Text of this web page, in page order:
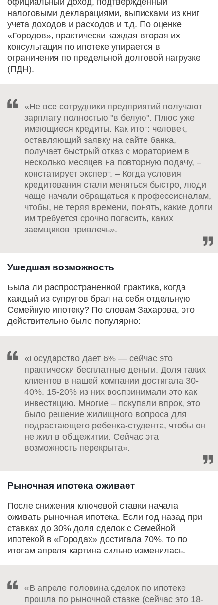
официальный доход, подтвержденный
налоговыми декларациями, выписками из книг
учета доходов и расходов и т.д. По оценке
«Городов», практически каждая вторая их
консультация по ипотеке упирается в
ограничения по предельной долговой нагрузке
(ПДН).
«Не все сотрудники предприятий получают
зарплату полностью "в белую". Плюс уже
имеющиеся кредиты. Как итог: человек,
оставляющий заявку на сайте банка,
получает быстрый отказ с мораторием в
несколько месяцев на повторную подачу, –
констатирует эксперт. – Когда условия
кредитования стали меняться быстро, люди
чаще начали обращаться к профессионалам,
чтобы, не теряя времени, понять, какие долги
им требуется срочно погасить, каких
заемщиков привлечь».
Ушедшая возможность
Была ли распространенной практика, когда
каждый из супругов брал на себя отдельную
Семейную ипотеку? По словам Захарова, это
действительно было популярно:
«Государство дает 6% — сейчас это
практически бесплатные деньги. Доля таких
клиентов в нашей компании достигала 30-
40%. 15-20% из них воспринимали это как
инвестицию. Многие – покупали впрок, это
было решение жилищного вопроса для
подрастающего ребенка-студента, чтобы он
не жил в общежитии. Сейчас эта
возможность перекрыта».
Рыночная ипотека оживает
После снижения ключевой ставки начала
оживать рыночная ипотека. Если год назад при
ставках до 30% доля сделок с Семейной
ипотекой в «Городах» достигала 70%, то по
итогам апреля картина сильно изменилась.
«В апреле половина сделок по ипотеке
прошла по рыночной ставке (сейчас это 18-